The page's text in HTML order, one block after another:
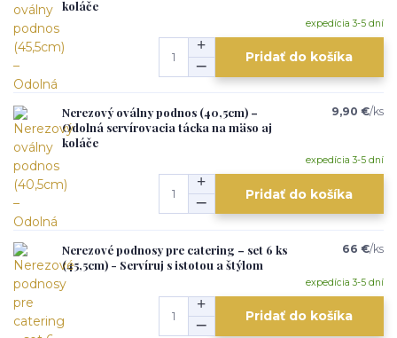
koláče
expedícia 3-5 dní
Pridať do košíka
Nerezový oválny podnos (40,5cm) –
Odolná servírovacia tácka na mäso aj
koláče
9,90 €/ks
expedícia 3-5 dní
Pridať do košíka
Nerezové podnosy pre catering – set 6 ks
(45,5cm) - Servíruj s istotou a štýlom
66 €/ks
expedícia 3-5 dní
Pridať do košíka